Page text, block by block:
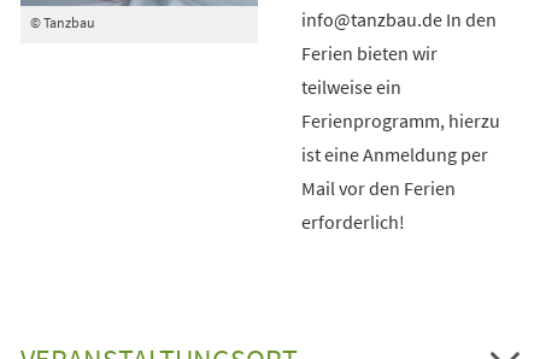
© Tanzbau
info@tanzbau.de In den
Ferien bieten wir
teilweise ein
Ferienprogramm, hierzu
ist eine Anmeldung per
Mail vor den Ferien
erforderlich!